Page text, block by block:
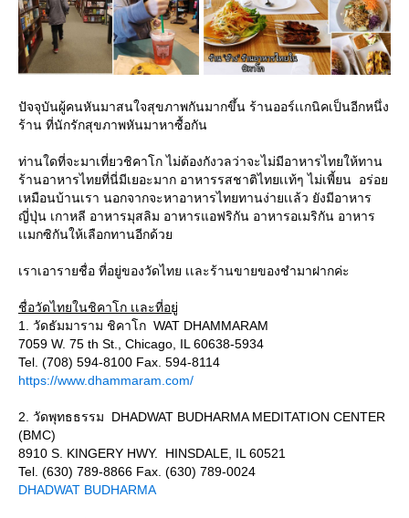
ปัจจุบันผู้คนหันมาสนใจสุขภาพกันมากขึ้น ร้านออร์เเกนิคเป็นอีกหนึ่ง
ร้าน ที่นักรักสุขภาพหันมาหาซื้อกัน
ท่านใดที่จะมาเที่ยวชิคาโก ไม่ต้องกังวลว่าจะไม่มีอาหารไทยให้ทาน
ร้านอาหารไทยที่นี่มีเยอะมาก อาหารรสชาติไทยเเท้ๆ ไม่เพี้ยน อร่อย
เหมือนบ้านเรา นอกจากจะหาอาหารไทยทานง่ายเเล้ว ยังมีอาหาร
ญี่ปุ่น เกาหลี อาหารมุสลิม อาหารแอฟริกัน อาหารอเมริกัน อาหาร
เเมกซิกันให้เลือกทานอีกด้วย
เราเอารายชื่อ ที่อยู่ของวัดไทย เเละร้านขายของชำมาฝากค่ะ
ชื่อวัดไทยในชิคาโก เเละที่อยู่
1. วัดธัมมาราม ชิคาโก WAT DHAMMARAM
7059 W. 75 th St., Chicago, IL 60638-5934
Tel. (708) 594-8100 Fax. 594-8114
https://www.dhammaram.com/
2. วัดพุทธธรรม DHADWAT BUDHARMA MEDITATION CENTER
(BMC)
8910 S. KINGERY HWY. HINSDALE, IL 60521
Tel. (630) 789-8866 Fax. (630) 789-0024
DHADWAT BUDHARMA